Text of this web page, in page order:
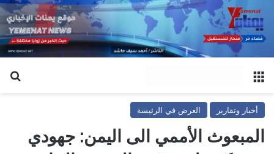
أخبار وتقارير العرض في الرئيسة
المبعوث الأممي الى اليمن: جهودي